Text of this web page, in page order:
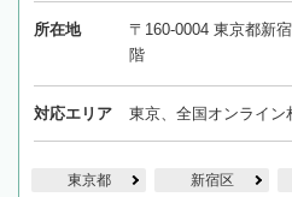
所在地
〒160-0004 東京都新
階
対応エリア 東京、全国オンライン
東京都 新宿区